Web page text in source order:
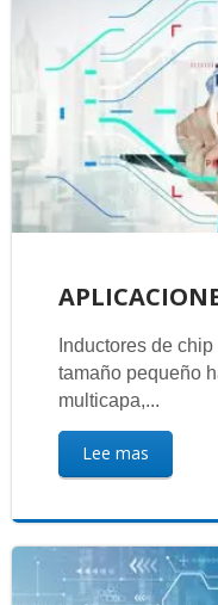
Inductores de
tamaño pequeño
multicapa,...
Lee mas